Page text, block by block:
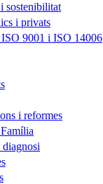
sostenibilitat
i privats
9001 i ISO 14006
i reformes